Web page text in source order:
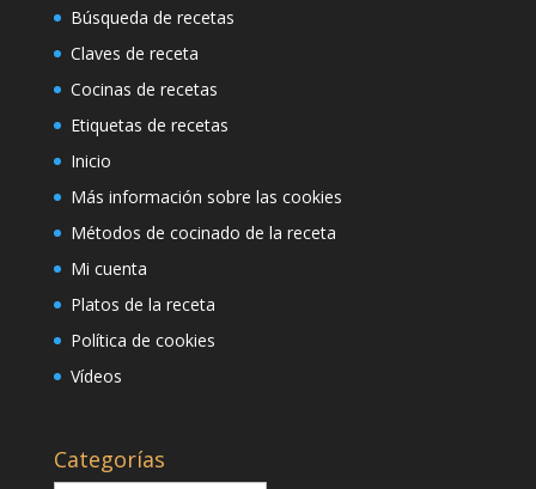
Búsqueda de recetas
Claves de receta
Cocinas de recetas
Etiquetas de recetas
Inicio
Más información sobre las cookies
Métodos de cocinado de la receta
Mi cuenta
Platos de la receta
Política de cookies
Vídeos
Categorías